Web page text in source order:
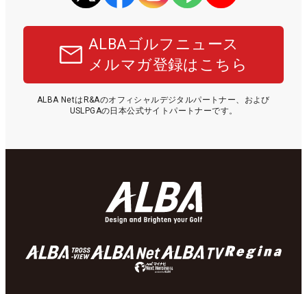
ALBAゴルフニュース
メルマガ登録はこちら
ALBA NetはR&Aのオフィシャルデジタルパートナー、および
USLPGAの日本公式サイトパートナーです。